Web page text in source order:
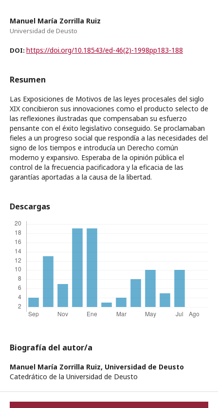
Manuel María Zorrilla Ruiz
Universidad de Deusto
DOI: https://doi.org/10.18543/ed-46(2)-1998pp183-188
Resumen
Las Exposiciones de Motivos de las leyes procesales del siglo
XIX concibieron sus innovaciones como el producto selecto de
las reflexiones ilustradas que compensaban su esfuerzo
pensante con el éxito legislativo conseguido. Se proclamaban
fieles a un progreso social que respondía a las necesidades del
signo de los tiempos e introducía un Derecho común
moderno y expansivo. Esperaba de la opinión pública el
control de la frecuencia pacificadora y la eficacia de las
garantías aportadas a la causa de la libertad.
Descargas
Biografía del autor/a
Manuel María Zorrilla Ruiz, Universidad de Deusto
Catedrático de la Universidad de Deusto